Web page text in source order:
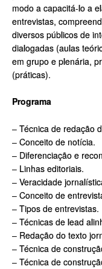
modo a capacitá-lo a
entrevistas,
diversos públicos de
dialogadas (aulas
em grupo e plenária,
(práticas).
Programa
– Técnica de redação
– Conceito de notícia.
– Diferenciação e
– Linhas editoriais.
– Veracidade
– Conceito de
– Tipos de entrevistas.
– Técnicas de lead
– Redação do texto
– Técnica de
– Técnica de